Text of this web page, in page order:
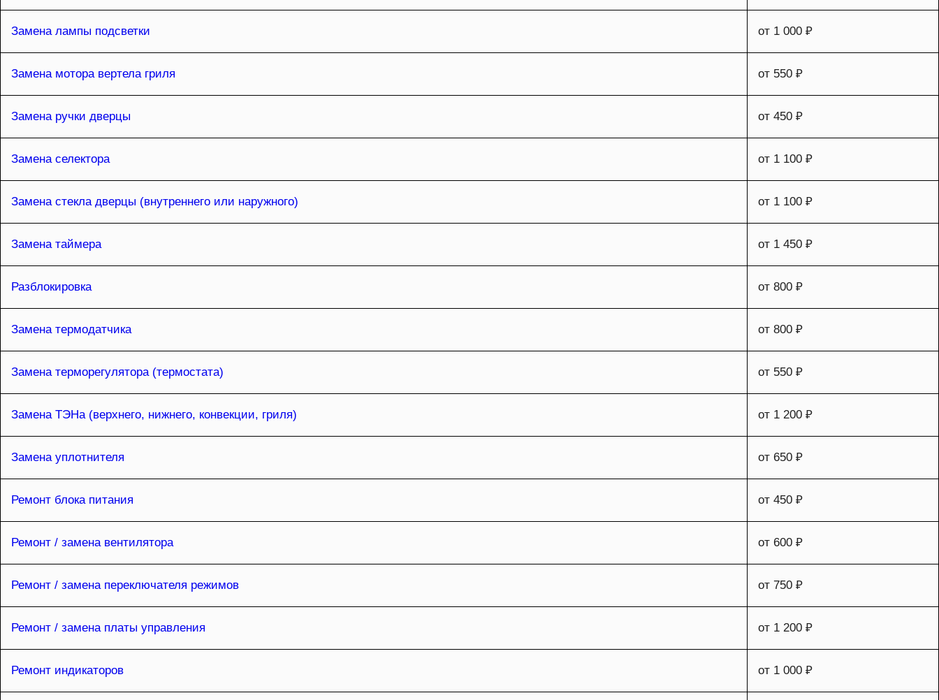
Замена лампы подсветки от 1 000 ₽
Замена мотора вертела гриля от 550 ₽
Замена ручки дверцы от 450 ₽
Замена селектора от 1 100 ₽
Замена стекла дверцы (внутреннего или наружного) от 1 100 ₽
Замена таймера от 1 450 ₽
Разблокировка от 800 ₽
Замена термодатчика от 800 ₽
Замена терморегулятора (термостата) от 550 ₽
Замена ТЭНа (верхнего, нижнего, конвекции, гриля) от 1 200 ₽
Замена уплотнителя от 650 ₽
Ремонт блока питания от 450 ₽
Ремонт / замена вентилятора от 600 ₽
Ремонт / замена переключателя режимов от 750 ₽
Ремонт / замена платы управления от 1 200 ₽
Ремонт индикаторов от 1 000 ₽